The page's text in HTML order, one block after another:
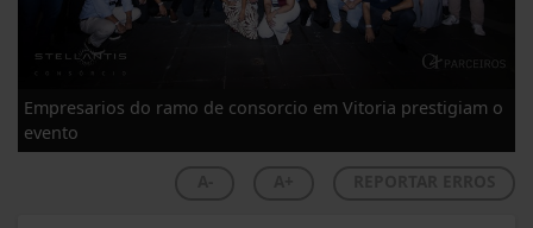
Empresarios do ramo de consorcio em Vitoria prestigiam o
evento